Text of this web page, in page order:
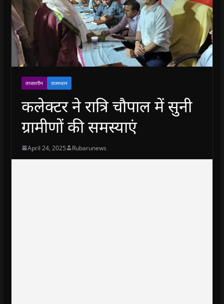
ताजातरीन राजस्थान
कलेक्टर ने रात्रि चौपाल में सुनी
ग्रामीणों की समस्याएं
April 24, 2025 Rubarunews